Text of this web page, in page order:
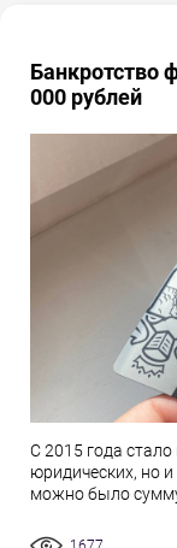
Банкротство
000 рублей
С 2015 года
юридических, но
можно было